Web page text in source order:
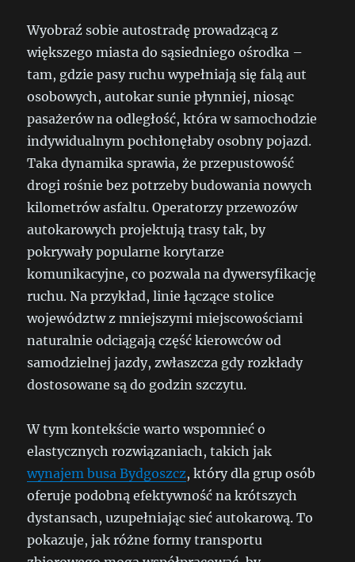
Wyobraź sobie autostradę prowadzącą z
większego miasta do sąsiedniego ośrodka –
tam, gdzie pasy ruchu wypełniają się falą aut
osobowych, autokar sunie płynniej, niosąc
pasażerów na odległość, która w samochodzie
indywidualnym pochłonęłaby osobny pojazd.
Taka dynamika sprawia, że przepustowość
drogi rośnie bez potrzeby budowania nowych
kilometrów asfaltu. Operatorzy przewozów
autokarowych projektują trasy tak, by
pokrywały popularne korytarze
komunikacyjne, co pozwala na dywersyfikację
ruchu. Na przykład, linie łączące stolice
województw z mniejszymi miejscowościami
naturalnie odciągają część kierowców od
samodzielnej jazdy, zwłaszcza gdy rozkłady
dostosowane są do godzin szczytu.
W tym kontekście warto wspomnieć o
elastycznych rozwiązaniach, takich jak
wynajem busa Bydgoszcz, który dla grup osób
oferuje podobną efektywność na krótszych
dystansach, uzupełniając sieć autokarową. To
pokazuje, jak różne formy transportu